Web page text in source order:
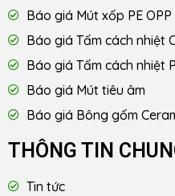
Báo giá Mút xốp PE OPP
Báo giá Tấm cách nhiệt
Báo giá Tấm cách nhiệt
Báo giá Mút tiêu âm
Báo giá Bông gốm
THÔNG TIN
Tin tức